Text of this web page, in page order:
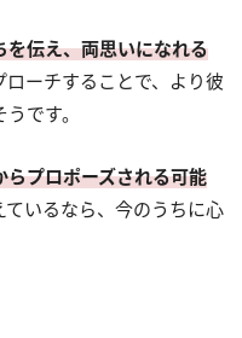
伝え、両思いになれる
ローチすることで、より彼
です。
プロポーズされる可能
いるなら、今のうちに心